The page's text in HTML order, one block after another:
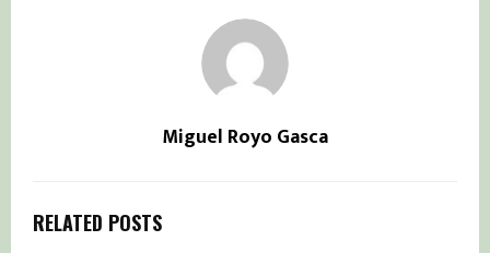
Miguel Royo Gasca
RELATED POSTS